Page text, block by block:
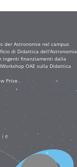
der Astronomie nel campus
di Didattica dell'Astronomia
ingenti finanziamenti dalla
OAE sulla Didattica
Prize .